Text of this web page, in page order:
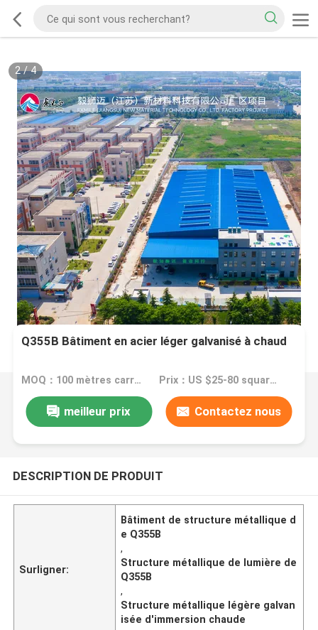
2/4
Q355B Bâtiment en acier léger galvanisé à chaud
MOQ：100 mètres carrés Prix：US $25-80 square meter
meilleur prix Contactez nous
DESCRIPTION DE PRODUIT
Surligner:
Bâtiment de structure métallique d
e Q355B
,
Structure métallique de lumière de
Q355B
,
Structure métallique légère galvan
isée d'immersion chaude